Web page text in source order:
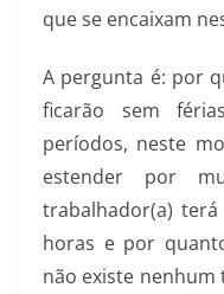
que se encaixam
A pergunta é: por
ficarão sem
períodos, neste
estender por
trabalhador(a)
horas e por
não existe nenhum